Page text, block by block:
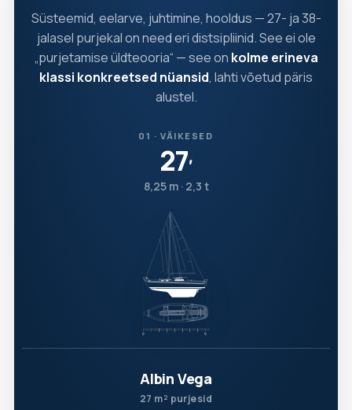
Süsteemid, eelarve, juhtimine, hooldus — 27- ja 38-
jalasel purjekal on need eri distsipliinid. See ei ole
„purjetamise üldteooria“ — see on kolme erineva
klassi konkreetsed nüansid, lahti võetud päris
alustel.
01 · VÄIKESED
27′
8,25 m · 2,3 t
Albin Vega
27 m² purjesid